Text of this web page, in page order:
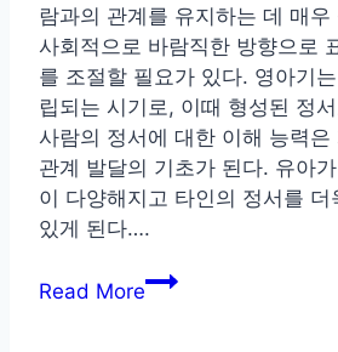
람과의 관계를 유지하는 데 매
사회적으로 바람직한 방향으로
를 조절할 필요가 있다. 영아기
립되는 시기로, 이때 형성된 정
사람의 정서에 대한 이해 능력은
관계 발달의 기초가 된다. 유아
이 다양해지고 타인의 정서를
있게 된다….
Read More
영